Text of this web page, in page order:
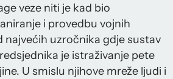
veze niti je kad bio
i provedbu vojnih
najvećih uzročnika gdje sustav
je istraživanje pete
U smislu njihove mreže ljudi i